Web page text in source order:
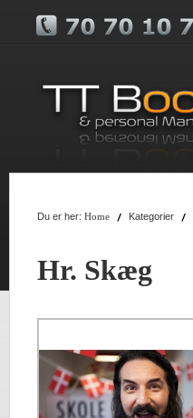
Du er her: Home Kategorier
Hr. Skæg